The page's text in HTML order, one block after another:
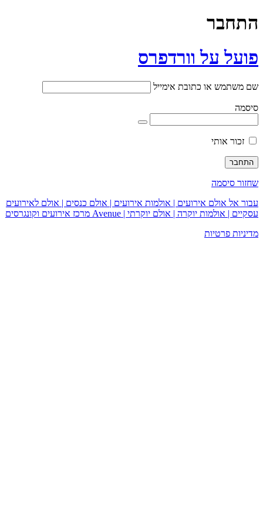
התחבר
פועל על וורדפרס
שם משתמש או כתובת אימייל
סיסמה
זכור אותי
שחזור סיסמה
עבור אל אולם אירועים | אולמות אירועים | אולם כנסים | אולם לאירועים
עסקיים | אולמות יוקרה | אולם יוקרתי | Avenue מרכז אירועים וקונגרסים
מדיניות פרטיות